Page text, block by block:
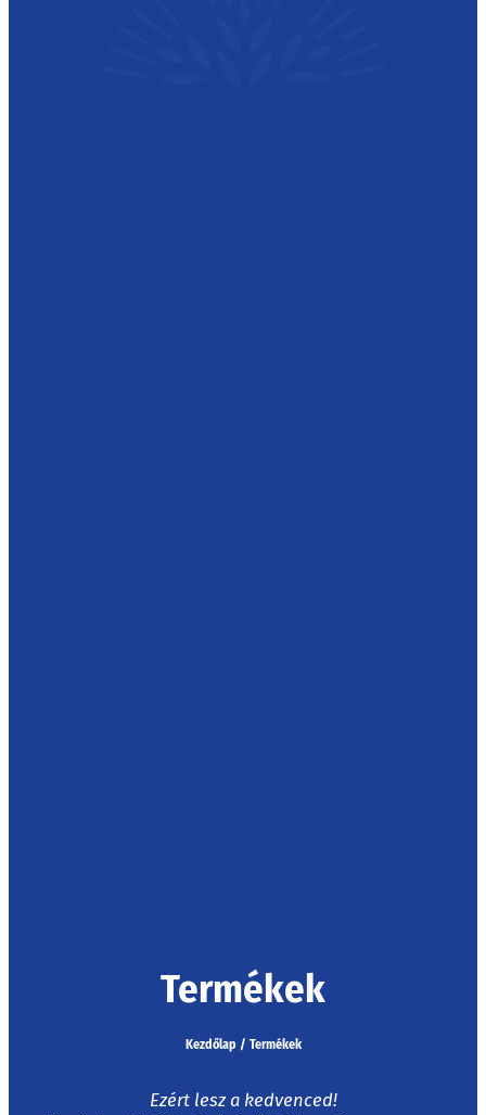
Termékek
Kezdőlap/ Termékek
Ezért lesz a kedvenced!